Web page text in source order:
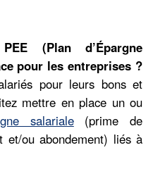
(Plan d’Épargne
pour les entreprises ?
pour leurs bons et
mettre en place un ou
salariale(prime de
et/ou abondement) liés à